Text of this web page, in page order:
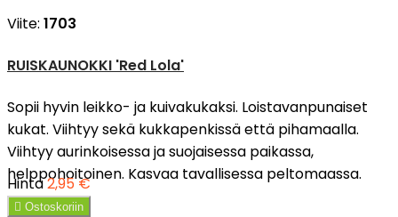
Viite: 1703
RUISKAUNOKKI 'Red Lola'
Sopii hyvin leikko- ja kuivakukaksi. Loistavanpunaiset
kukat. Viihtyy sekä kukkapenkissä että pihamaalla.
Viihtyy aurinkoisessa ja suojaisessa paikassa,
helppohoitoinen. Kasvaa tavallisessa peltomaassa.
Hinta2,95 €
 Ostoskoriin